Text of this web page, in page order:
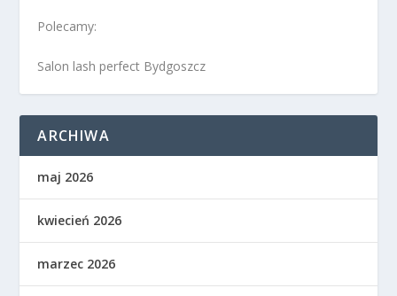
Polecamy:
Salon lash perfect Bydgoszcz
ARCHIWA
maj 2026
kwiecień 2026
marzec 2026